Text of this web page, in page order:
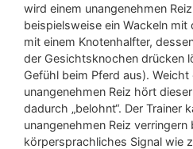
wird einem unangenehmen
beispielsweise ein Wackeln
mit einem Knotenhalfter,
der Gesichtsknochen drücken
Gefühl beim Pferd aus).
unangenehmen Reiz hört
dadurch „belohnt“. Der Trainer
unangenehmen Reiz
körpersprachliches Signal wie